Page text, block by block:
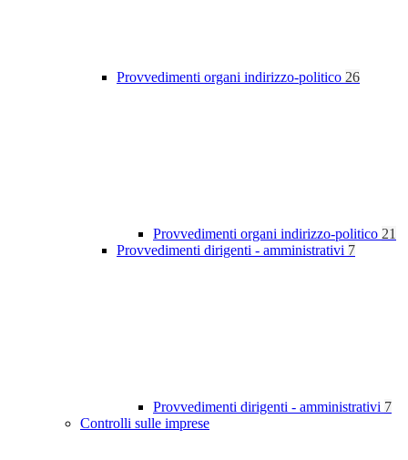
Provvedimenti organi indirizzo-politico 26
Provvedimenti organi indirizzo-politico 21
Provvedimenti dirigenti - amministrativi 7
Provvedimenti dirigenti - amministrativi 7
Controlli sulle imprese